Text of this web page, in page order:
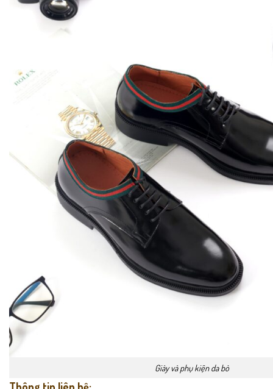
Giày và phụ kiện da bò